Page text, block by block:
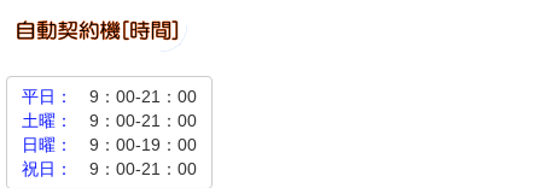
平日：
9：00-21：00
土曜：
9：00-21：00
日曜：
9：00-19：00
祝日：
9：00-21：00